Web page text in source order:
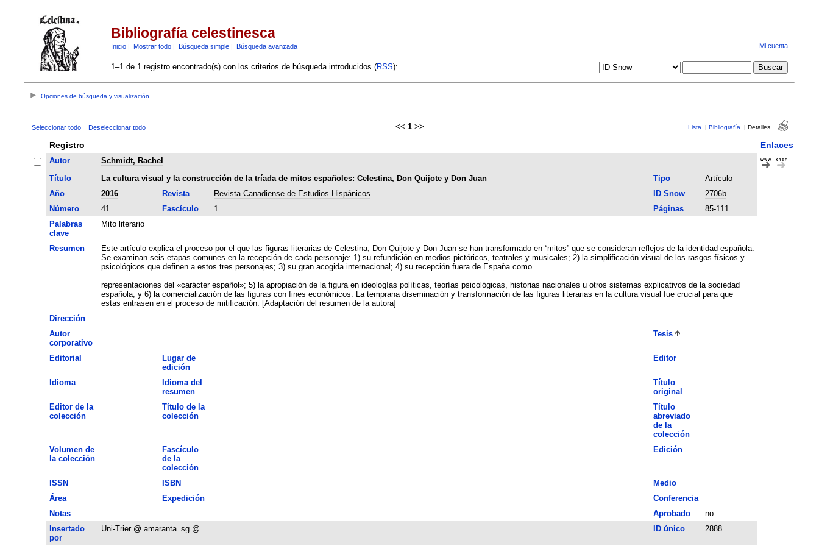
Bibliografía celestinesca
Inicio| Mostrar todo| Búsqueda simple| Búsqueda avanzada Mi cuenta
1–1 de 1 registro encontrado(s) con los criterios de búsqueda introducidos (RSS):
Opciones de búsqueda y visualización
Seleccionar todo Deseleccionar todo << 1 >> Lista | Bibliografía | Detalles
Registro Enlaces
Autor
Schmidt, Rachel
Título
La cultura visual y la construcción de la tríada de mitos españoles: Celestina, Don Quijote y Don Juan Tipo
Artículo
Año
2016 Revista Revista Canadiense de Estudios Hispánicos ID Snow
2706b
Número
41 Fascículo 1 Páginas
85-111
Palabras
clave
Mito literario
Resumen
Este artículo explica el proceso por el que las figuras literarias de Celestina, Don Quijote y Don Juan se han transformado en “mitos” que se consideran reflejos de la identidad española.
Se examinan seis etapas comunes en la recepción de cada personaje: 1) su refundición en medios pictóricos, teatrales y musicales; 2) la simplificación visual de los rasgos físicos y
psicológicos que definen a estos tres personajes; 3) su gran acogida internacional; 4) su recepción fuera de España como
representaciones del «carácter español»; 5) la apropiación de la figura en ideologías políticas, teorías psicológicas, historias nacionales u otros sistemas explicativos de la sociedad
española; y 6) la comercialización de las figuras con fines económicos. La temprana diseminación y transformación de las figuras literarias en la cultura visual fue crucial para que
estas entrasen en el proceso de mitificación. [Adaptación del resumen de la autora]
Dirección
Autor
corporativo
Tesis
Editorial
Lugar de
edición
Editor
Idioma
Idioma del
resumen
Título
original
Editor de la
colección
Título de la
colección
Título
abreviado
de la
colección
Volumen de
la colección
Fascículo
de la
colección
Edición
ISSN ISBN
Medio
Área
Expedición
Conferencia
Notas
Aprobado
no
Insertado
por
Uni-Trier @ amaranta_sg @ ID único 2888